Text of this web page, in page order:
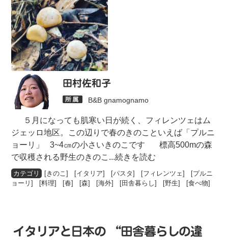
田村佐和子
B&B gnamognamo
５月になっても肌寒い日が続く、フィレンツェはム
ジェッロ地区。この辺りで春のきのこといえば「プルニ
ョーリ」 3~4㎝の小さいきのこです 標高500mの森
で収穫される野生のきのこ ...続きを読む
[きのこ] [イタリア] [パスタ] [フィレンツェ] [プルニ
ョーリ] [料理] [春] [森] [海外] [田舎暮らし] [野生] [食べ物]
イタリアと日本の “田舎暮らしの違